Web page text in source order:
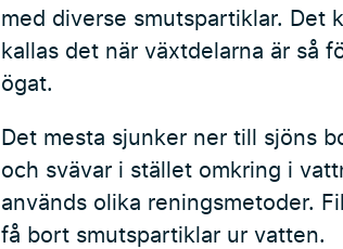
med diverse smutspartiklar. Det
kallas det när växtdelarna är så
ögat.
Det mesta sjunker ner till sjöns
och svävar i stället omkring i
används olika reningsmetoder.
få bort smutspartiklar ur vatten.